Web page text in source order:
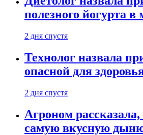
полезного йогурта в
2 дня спустя
Технолог назвала
опасной для
2 дня спустя
Агроном
самую вкусную